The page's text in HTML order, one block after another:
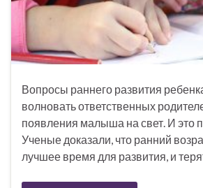
Вопросы раннего развития
волновать ответственных
появления малыша на свет. И это
Ученые доказали, что ранний
лучшее время для развития, и